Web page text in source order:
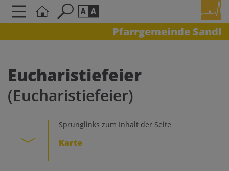
Pfarrgemeinde Sandl
Schriftgröße
AAA
Kontrasteinstellungen
A
Eucharistiefeier
(Eucharistiefeier)
Sprunglinks zum Inhalt der Seite
Karte